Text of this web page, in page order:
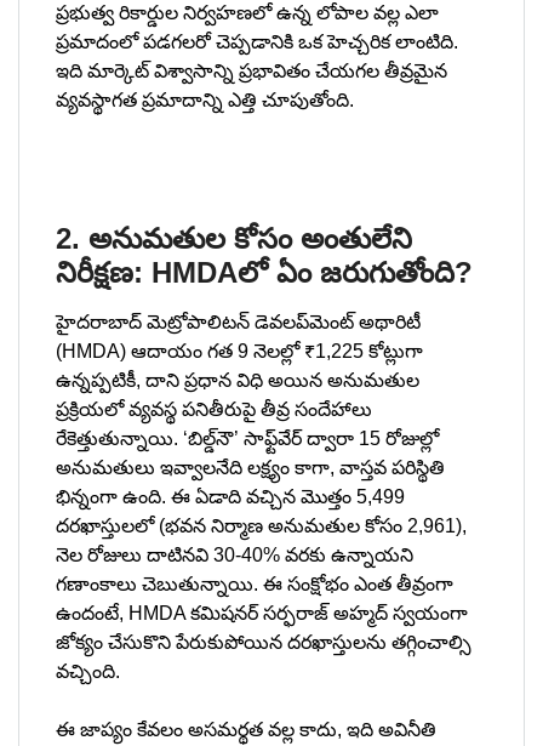
ప్రభుత్వ రికార్డుల నిర్వహణలో ఉన్న లోపాల వల్ల ఎలా
ప్రమాదంలో పడగలరో చెప్పడానికి ఒక హెచ్చరిక లాంటిది.
ఇది మార్కెట్ విశ్వాసాన్ని ప్రభావితం చేయగల తీవ్రమైన
వ్యవస్థాగత ప్రమాదాన్ని ఎత్తి చూపుతోంది.
2. అనుమతుల కోసం అంతులేని
నిరీక్షణ: HMDAలో ఏం జరుగుతోంది?
హైదరాబాద్ మెట్రోపాలిటన్ డెవలప్‌మెంట్ అథారిటీ
(HMDA) ఆదాయం గత 9 నెలల్లో ₹1,225 కోట్లుగా
ఉన్నప్పటికీ, దాని ప్రధాన విధి అయిన అనుమతుల
ప్రక్రియలో వ్యవస్థ పనితీరుపై తీవ్ర సందేహాలు
రేకెత్తుతున్నాయి. ‘బిల్డ్‌నౌ’ సాఫ్ట్‌వేర్ ద్వారా 15 రోజుల్లో
అనుమతులు ఇవ్వాలనేది లక్ష్యం కాగా, వాస్తవ పరిస్థితి
భిన్నంగా ఉంది. ఈ ఏడాది వచ్చిన మొత్తం 5,499
దరఖాస్తులలో (భవన నిర్మాణ అనుమతుల కోసం 2,961),
నెల రోజులు దాటినవి 30-40% వరకు ఉన్నాయని
గణాంకాలు చెబుతున్నాయి. ఈ సంక్షోభం ఎంత తీవ్రంగా
ఉందంటే, HMDA కమిషనర్ సర్ఫరాజ్ అహ్మద్ స్వయంగా
జోక్యం చేసుకొని పేరుకుపోయిన దరఖాస్తులను తగ్గించాల్సి
వచ్చింది.
ఈ జాప్యం కేవలం అసమర్థత వల్ల కాదు, ఇది అవినీతి